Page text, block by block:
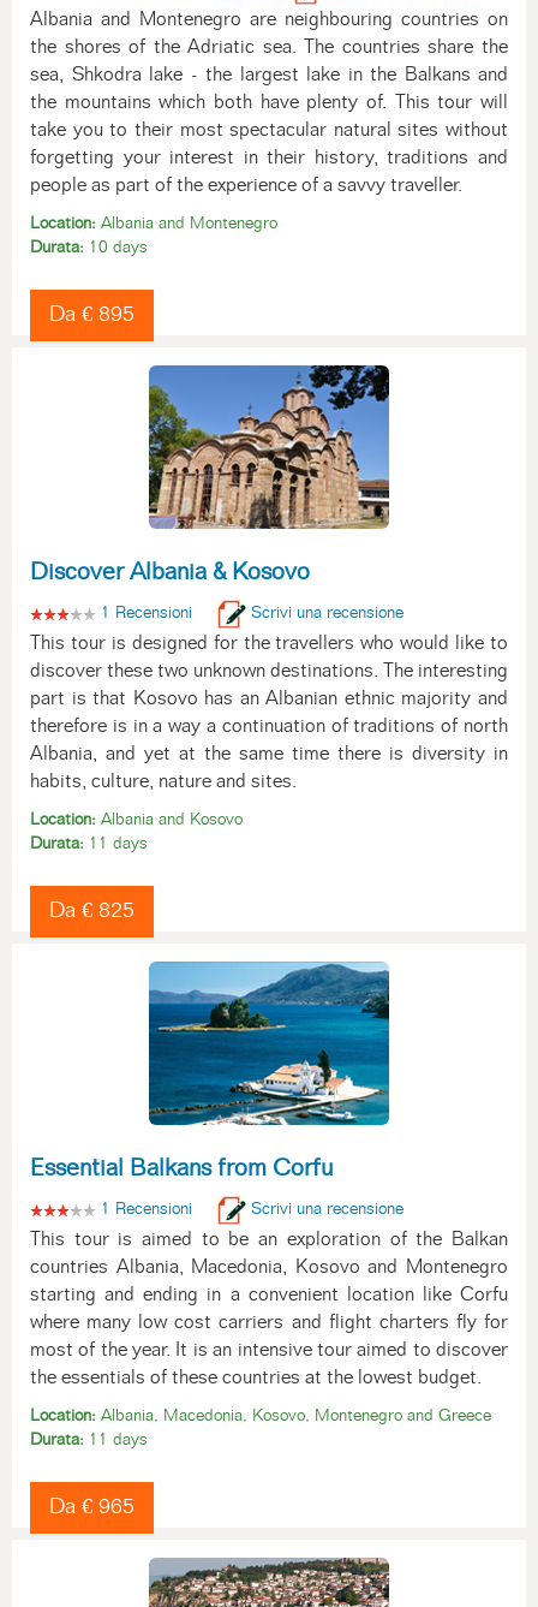
Albania and Montenegro are neighbouring countries on
the shores of the Adriatic sea. The countries share the
sea, Shkodra lake - the largest lake in the Balkans and
the mountains which both have plenty of. This tour will
take you to their most spectacular natural sites without
forgetting your interest in their history, traditions and
people as part of the experience of a savvy traveller.
Location: Albania and Montenegro
Durata: 10 days
Da € 895
Discover Albania & Kosovo
1 Recensioni Scrivi una recensione
This tour is designed for the travellers who would like to
discover these two unknown destinations. The interesting
part is that Kosovo has an Albanian ethnic majority and
therefore is in a way a continuation of traditions of north
Albania, and yet at the same time there is diversity in
habits, culture, nature and sites.
Location: Albania and Kosovo
Durata: 11 days
Da € 825
Essential Balkans from Corfu
1 Recensioni Scrivi una recensione
This tour is aimed to be an exploration of the Balkan
countries Albania, Macedonia, Kosovo and Montenegro
starting and ending in a convenient location like Corfu
where many low cost carriers and flight charters fly for
most of the year. It is an intensive tour aimed to discover
the essentials of these countries at the lowest budget.
Location: Albania, Macedonia, Kosovo, Montenegro and Greece
Durata: 11 days
Da € 965